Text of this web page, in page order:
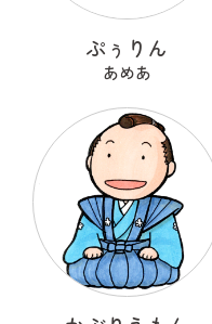
ぷぅりん
あめあ